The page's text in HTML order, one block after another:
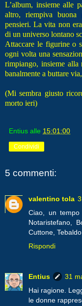
L’album, insieme alle
altro, riempiva
pensieri. La vita non
di un universo lontano
Attaccare le figurine o
ogni volta una
rimpiango, insieme
banalmente a buttare
(Mi sembra giusto
morto ieri)
Entius alle 15:01:00
Condividi
5 commenti:
valentino tola
Ciao, un
Notaristefano,
Cuttone,
Rispondi
Entius
31
Hai ragione.
le donne